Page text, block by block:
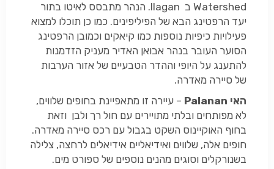
Watershed ב Ilagan. הנהר מתבסס לאיטו בתור
יעד הרפטינג הבא של הפיליפינים. כמו כן תוכלו למצוא
פעילויות כיפיות נוספות כמו קיאקים וכמובן הרפטינג
הסוער העובר בנהר אבואן האדיר מעניק הזדמנות
להתענג על היופי וההדר הטבעיים של אזור הערבות
של סיירה מאדרה.
האי Palanan
– עיירה זו מתאפיינת בחופים שלווים,
לא מפותחים ובלתי מתויירים עם חול רך ולבן וזאת
בחוף האוקיינוס השקט בגבול עם רכס סיירה מאדרה.
חופים אלה, שלווים ואידיאליים אידיאלים לרחצה, צלילה
בשנורקלים וסוגים מהנים נוספים של ספורט מים.